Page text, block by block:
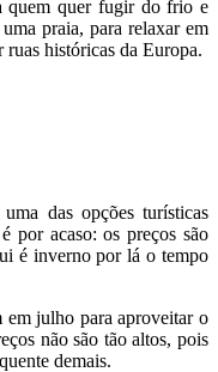
quem quer fugir do frio e
praia, para relaxar em
ruas históricas da Europa.
das opções turísticas
por acaso: os preços são
é inverno por lá o tempo
julho para aproveitar o
não são tão altos, pois
demais.